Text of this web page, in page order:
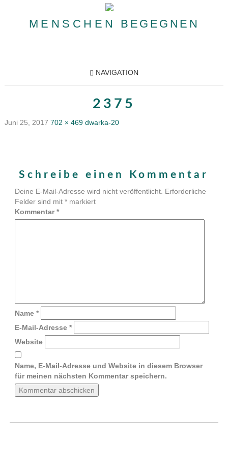
MENSCHEN BEGEGNEN
NAVIGATION
2375
Juni 25, 2017 702 × 469 dwarka-20
Schreibe einen Kommentar
Deine E-Mail-Adresse wird nicht veröffentlicht. Erforderliche
Felder sind mit *markiert
Kommentar*
Name *
E-Mail-Adresse *
Website
Name, E-Mail-Adresse und Website in diesem Browser
für meinen nächsten Kommentar speichern.